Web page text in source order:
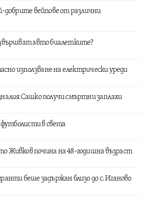
добрите вейпове от различни
авто биалетките?
използване на електрически уреди
Сашко получи смъртни заплахи
в света
Живков почина на 48-годишна възраст
беше задържан близо до с. Иганово